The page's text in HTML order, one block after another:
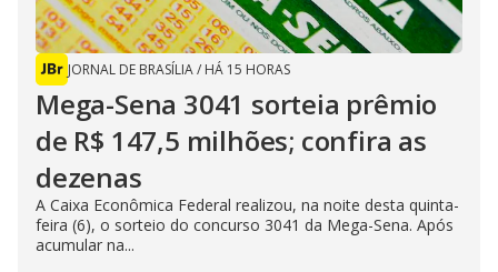
JORNAL DE BRASÍLIA/ HÁ 15 HORAS
Mega-Sena 3041 sorteia prêmio
de R$ 147,5 milhões; confira as
dezenas
A Caixa Econômica Federal realizou, na noite desta quinta-
feira (6), o sorteio do concurso 3041 da Mega-Sena. Após
acumular na...